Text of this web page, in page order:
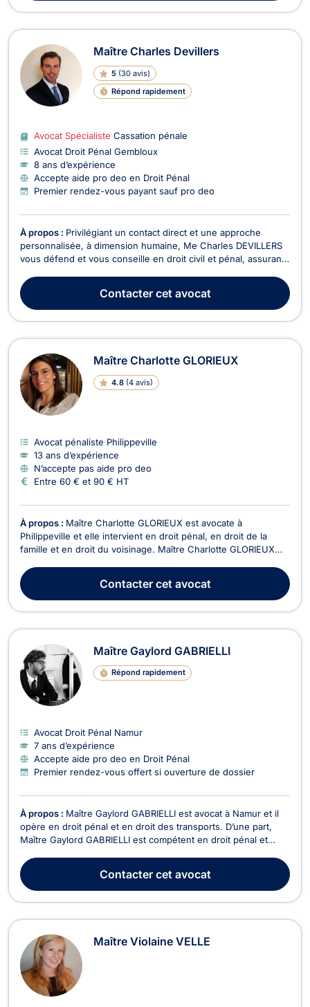
Maître Charles Devillers
5 (30 avis)
Répond rapidement
Avocat Spécialiste Cassation pénale
Avocat Droit Pénal Gembloux
8 ans d’expérience
Accepte aide pro deo en Droit Pénal
Premier rendez-vous payant sauf pro deo
À propos : Privilégiant un contact direct et une approche
personnalisée, à dimension humaine, Me Charles DEVILLERS
vous défend et vous conseille en droit civil et pénal, assurant
vos intérêts au cœur de votre défense, avec stratégie et
transparence, dans le respect du secret ...
Contactercet avocat
Maître Charlotte GLORIEUX
4.8 (4 avis)
Avocat pénaliste Philippeville
13 ans d’expérience
N’accepte pas aide pro deo
Entre 60 € et 90 € HT
À propos : Maître Charlotte GLORIEUX est avocate à
Philippeville et elle intervient en droit pénal, en droit de la
famille et en droit du voisinage. Maître Charlotte GLORIEUX
affaires relatives au droit du roulage. Elle assure votre
défense devant le Tribunal de police en c...
Contactercet avocat
Maître Gaylord GABRIELLI
Répond rapidement
Avocat Droit Pénal Namur
7 ans d’expérience
Accepte aide pro deo en Droit Pénal
Premier rendez-vous offert si ouverture de dossier
À propos : Maître Gaylord GABRIELLI est avocat à Namur et il
opère en droit pénal et en droit des transports. D’une part,
Maître Gaylord GABRIELLI est compétent en droit pénal et
différentes juridictions (Juge d’instruction, Juridictions
correctionnelles, Cour d'assises). Il exe...
Contactercet avocat
Maître Violaine VELLE